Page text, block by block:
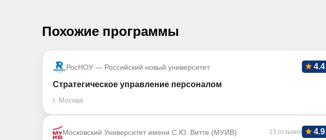
Похожие программы
РосНОУ — Российский новый университет 4.4
Стратегическое управление персоналом
г. Москва
Московский Университет имени С.Ю. Витте (МУИВ) 13 отзывов 4.9